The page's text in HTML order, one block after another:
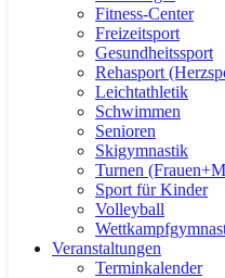
Fitness-Center
Freizeitsport
Gesundheitssport
Rehasport
Leichtathletik
Schwimmen
Senioren
Skigymnastik
Turnen
Sport für Kinder
Volleyball
Veranstaltungen
Terminkalender